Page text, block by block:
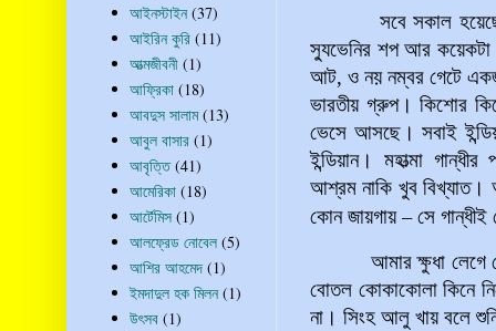
সবে সকাল
স্যুভেনির শপ আর
আট, ও নয় নম্বর গেটে
ভারতীয় গ্রুপ। কিশোর
ভেসে আসছে। সবাই
ইন্ডিয়ান। মহাত্মা
আশ্রম নাকি খুব বিখ্যাত।
কোন জায়গায় –সে গান্ধীই
আমার ক্ষুধা লেগে
বোতল কোকাকোলা কিনে
না। সিংহ আলু খায় বলে
আইনস্টাইন (37)
আইরিন কুরি (11)
আত্মজীবনী (1)
আফ্রিকা (18)
আবদুস সালাম (13)
আবুল বাসার (1)
আবৃত্তি (41)
আমেরিকা (18)
আর্টেমিস (1)
আলফ্রেড নোবেল (5)
আশির আহমেদ (1)
ইমদাদুল হক মিলন (1)
উৎসব (1)